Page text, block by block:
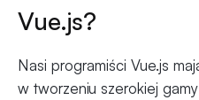
Vue.js?
Nasi programiści Vue.js
w tworzeniu szerokiej